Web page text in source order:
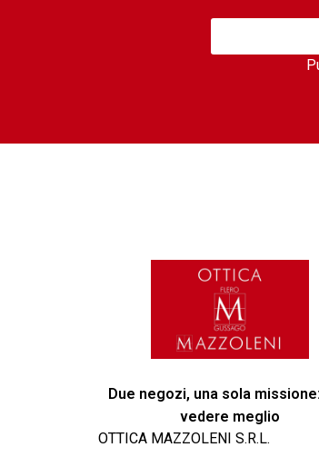
Due negozi, una sola
vedere meglio
OTTICA MAZZOLENI S.R.L.